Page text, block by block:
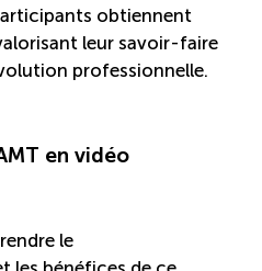
diversifiés
obtiennent
leur savoir-faire
professionnelle.
en vidéo
le